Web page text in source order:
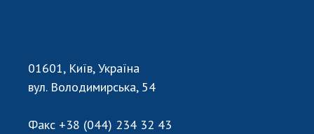
01601, Київ, Україна
вул. Володимирська, 54
Факс +38 (044) 234 32 43